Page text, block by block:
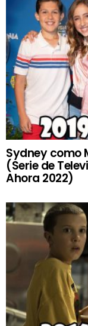
Sydney como
(Serie de
Ahora 2022)